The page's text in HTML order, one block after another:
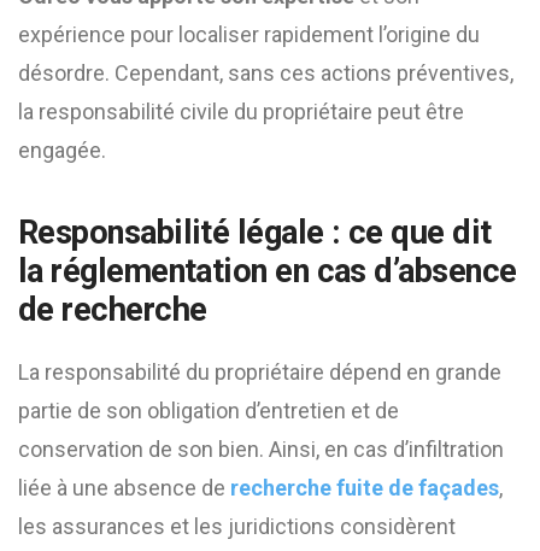
expérience pour localiser rapidement l’origine du
désordre. Cependant, sans ces actions préventives,
la responsabilité civile du propriétaire peut être
engagée.
Responsabilité légale : ce que dit
la réglementation en cas d’absence
de recherche
La responsabilité du propriétaire dépend en grande
partie de son obligation d’entretien et de
conservation de son bien. Ainsi, en cas d’infiltration
liée à une absence de recherche fuite de façades,
les assurances et les juridictions considèrent